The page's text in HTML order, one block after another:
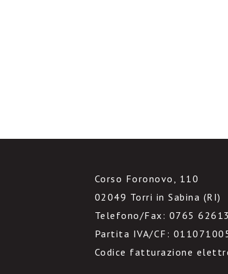
Corso Foronovo, 110
02049 Torri in Sabina (RI)
Telefono/Fax: 0765 62613
Partita IVA/CF:
Codice fatturazione